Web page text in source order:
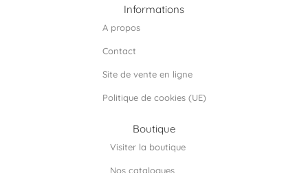
Informations
A propos
Contact
Site de vente en ligne
Politique de cookies (UE)
Boutique
Visiter la boutique
Nos catalogues